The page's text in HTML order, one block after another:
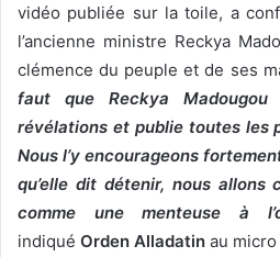
vidéo publiée sur la toile, a
l’ancienne ministre Reckya
clémence du peuple et de ses
faut que Reckya
révélations et publie toutes les
Nous l’y encourageons
qu’elle dit détenir, nous allons
comme une menteuse à
indiqué Orden Alladatin au micro